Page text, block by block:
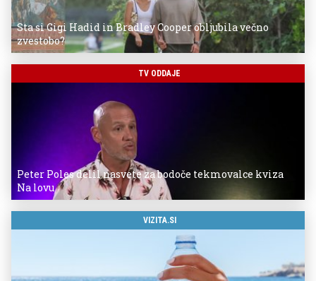
Sta si Gigi Hadid in Bradley Cooper obljubila večno
zvestobo?
TV ODDAJE
Peter Poles delil nasvete za bodoče tekmovalce kviza
Na lovu
VIZITA.SI